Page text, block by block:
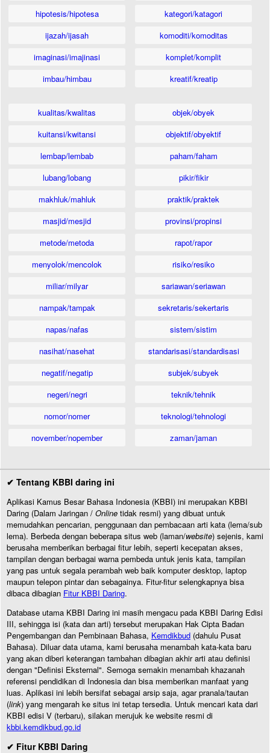
hipotesis/hipotesa
ijazah/ijasah
imaginasi/imajinasi
imbau/himbau
kategori/katagori
komoditi/komoditas
komplet/komplit
kreatif/kreatip
kualitas/kwalitas
kuitansi/kwitansi
lembap/lembab
lubang/lobang
makhluk/mahluk
masjid/mesjid
metode/metoda
menyolok/mencolok
miliar/milyar
nampak/tampak
napas/nafas
nasihat/nasehat
negatif/negatip
negeri/negri
nomor/nomer
november/nopember
objek/obyek
objektif/obyektif
paham/faham
pikir/fikir
praktik/praktek
provinsi/propinsi
rapot/rapor
risiko/resiko
sariawan/seriawan
sekretaris/sekertaris
sistem/sistim
standarisasi/standardisasi
subjek/subyek
teknik/tehnik
teknologi/tehnologi
zaman/jaman
✔ Tentang KBBI daring ini
Aplikasi Kamus Besar Bahasa Indonesia (KBBI) ini merupakan KBBI
Daring (Dalam Jaringan / Online tidak resmi) yang dibuat untuk
memudahkan pencarian, penggunaan dan pembacaan arti kata (lema/sub
lema). Berbeda dengan beberapa situs web (laman/website) sejenis, kami
berusaha memberikan berbagai fitur lebih, seperti kecepatan akses,
tampilan dengan berbagai warna pembeda untuk jenis kata, tampilan
yang pas untuk segala perambah web baik komputer desktop, laptop
maupun telepon pintar dan sebagainya. Fitur-fitur selengkapnya bisa
dibaca dibagian Fitur KBBI Daring.
Database utama KBBI Daring ini masih mengacu pada KBBI Daring Edisi
III, sehingga isi (kata dan arti) tersebut merupakan Hak Cipta Badan
Pengembangan dan Pembinaan Bahasa, Kemdikbud (dahulu Pusat
Bahasa). Diluar data utama, kami berusaha menambah kata-kata baru
yang akan diberi keterangan tambahan dibagian akhir arti atau definisi
dengan "Definisi Eksternal". Semoga semakin menambah khazanah
referensi pendidikan di Indonesia dan bisa memberikan manfaat yang
luas. Aplikasi ini lebih bersifat sebagai arsip saja, agar pranala/tautan
(link) yang mengarah ke situs ini tetap tersedia. Untuk mencari kata dari
KBBI edisi V (terbaru), silakan merujuk ke website resmi di
kbbi.kemdikbud.go.id
✔ Fitur KBBI Daring